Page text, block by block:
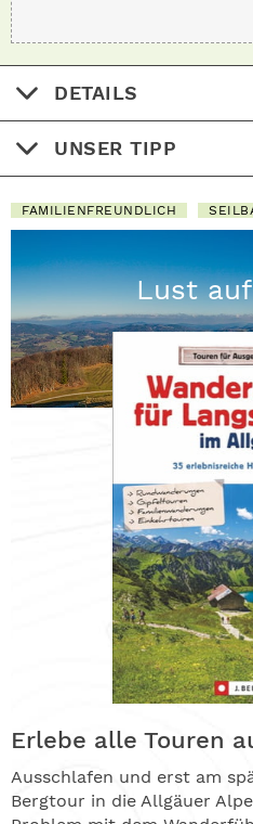
DETAILS
UNSER TIPP
FAMILIENFREUNDLICH
Lust
Erlebe alle Touren
Ausschlafen und erst am
Bergtour in die Allgäuer